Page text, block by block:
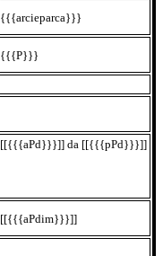
{{{arcieparca}}}
{{{P}}}
[[{{{aPd}}}]] da [[{{{pPd}}}]]
[[{{{aPdim}}}]]